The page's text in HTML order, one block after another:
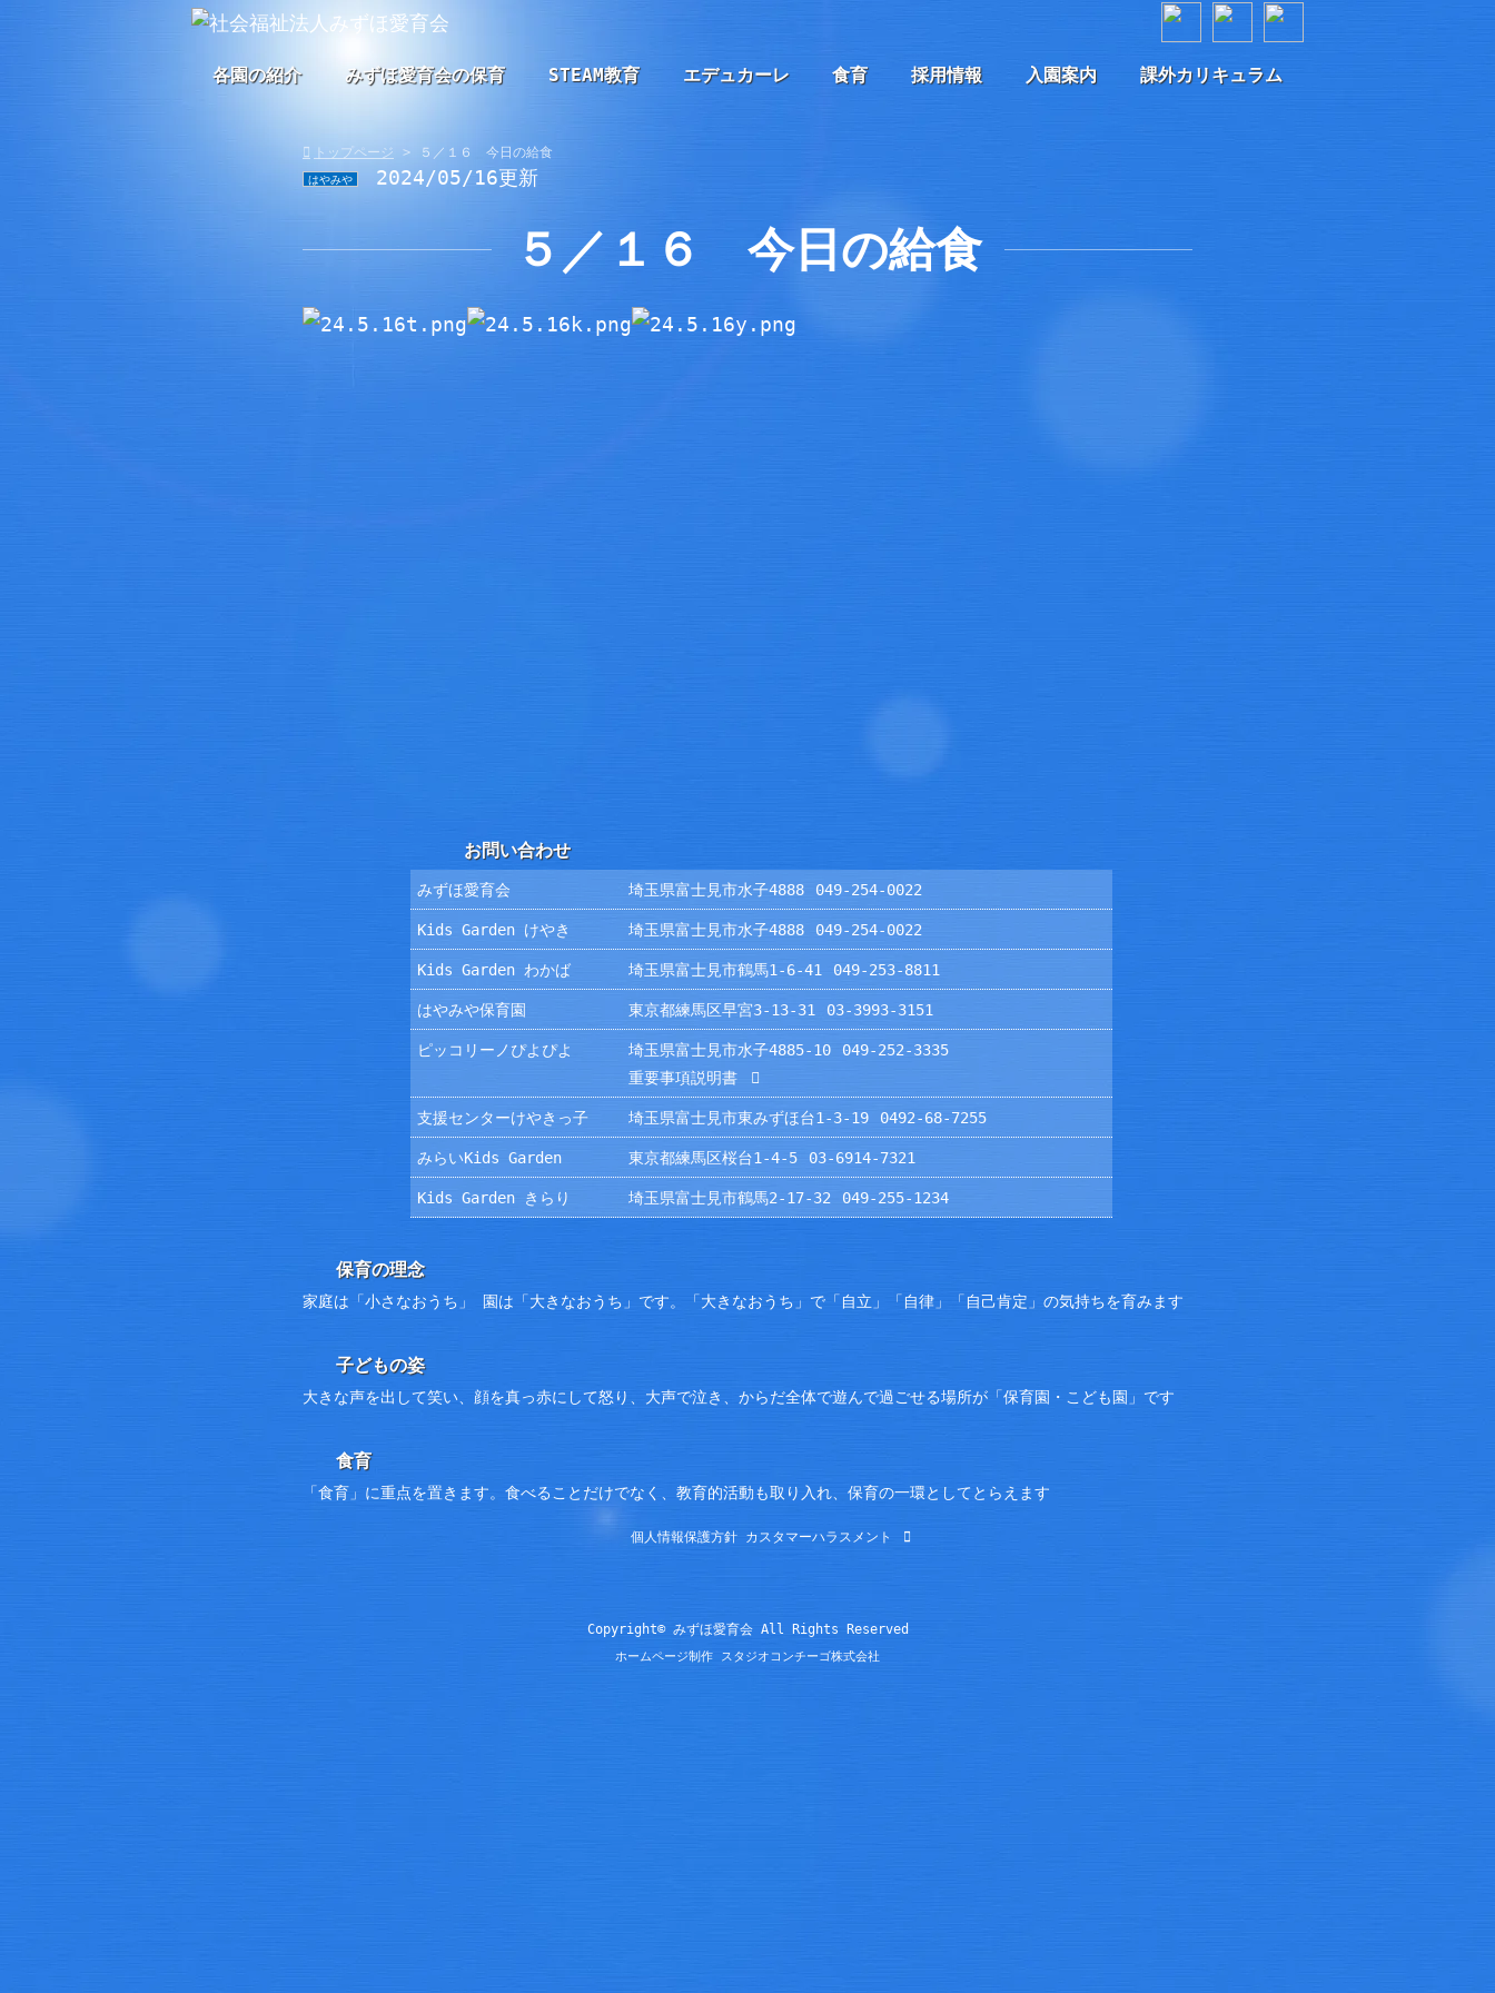
各園の紹介 みずほ愛育会の保育 STEAM教育 エデュカーレ 食育 採用情報 入園案内 課外カリキュラム
トップページ ５／１６ 今日の給食
はやみや 2024/05/16更新
５／１６ 今日の給食
お問い合わせ
みずほ愛育会 埼玉県富士見市水子4888 049-254-0022
Kids Garden けやき 埼玉県富士見市水子4888 049-254-0022
Kids Garden わかば 埼玉県富士見市鶴馬1-6-41 049-253-8811
はやみや保育園 東京都練馬区早宮3-13-31 03-3993-3151
ピッコリーノぴよぴよ 埼玉県富士見市水子4885-10
049-252-3335
重要事項説明書
支援センターけやきっ子 埼玉県富士見市東みずほ台1-3-19 0492-68-7255
みらいKids Garden 東京都練馬区桜台1-4-5 03-6914-7321
Kids Garden きらり 埼玉県富士見市鶴馬2-17-32 049-255-1234
保育の理念
家庭は「小さなおうち」 園は「大きなおうち」です。「大きなおうち」で「自立」「自律」「自己肯定」の気持ちを育みます
子どもの姿
大きな声を出して笑い、顔を真っ赤にして怒り、大声で泣き、からだ全体で遊んで過ごせる場所が「保育園・こども園」です
食育
「食育」に重点を置きます。食べることだけでなく、教育的活動も取り入れ、保育の一環としてとらえます
個人情報保護方針 カスタマーハラスメント
Copyright© みずほ愛育会 All Rights Reserved
ホームページ制作 スタジオコンチーゴ株式会社